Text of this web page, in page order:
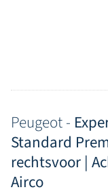
Peugeot -
Standard
rechtsvoor |
Airco